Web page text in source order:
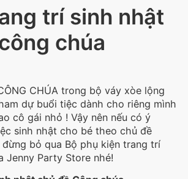
trí sinh nhật
chúa
CHÚA trong bộ váy xòe lộng
dự buổi tiệc dành cho riêng mình
cô gái nhỏ ! Vậy nên nếu có ý
sinh nhật cho bé theo chủ đề
đừng bỏ qua Bộ phụ kiện trang trí
Jenny Party Store nhé!